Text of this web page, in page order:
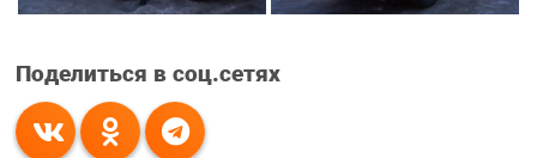
Поделиться в соц.сетях